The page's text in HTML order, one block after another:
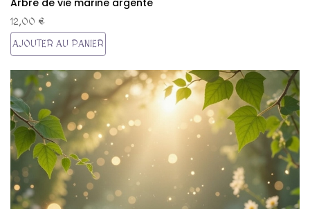
Arbre de vie marine argenté
12,00 €
AJOUTER AU PANIER